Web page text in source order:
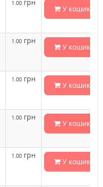
1.00 грн
У кошик
1.00 грн
У кошик
1.00 грн
У кошик
1.00 грн
У кошик
1.00 грн
У кошик